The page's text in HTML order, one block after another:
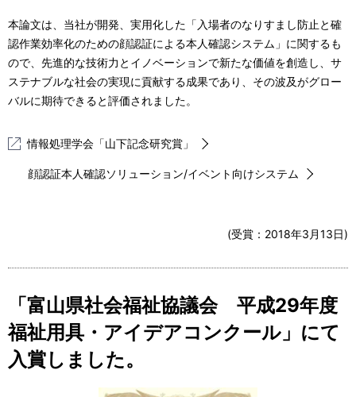
本論文は、当社が開発、実用化した「入場者のなりすまし防止と確
認作業効率化のための顔認証による本人確認システム」に関するも
ので、先進的な技術力とイノベーションで新たな価値を創造し、サ
ステナブルな社会の実現に貢献する成果であり、その波及がグロー
バルに期待できると評価されました。
情報処理学会「山下記念研究賞」
顔認証本人確認ソリューション/イベント向けシステム
(受賞：2018年3月13日)
「富山県社会福祉協議会 平成29年度
福祉用具・アイデアコンクール」にて
入賞しました。